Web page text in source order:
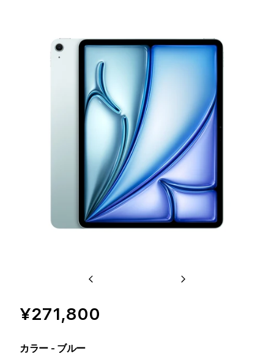
Previous Next
¥271,800
カラー - ブルー